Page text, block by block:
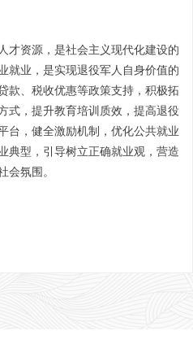
才资源，是社会主义现代化建设的
就业，是实现退役军人自身价值的
款、税收优惠等政策支持，积极拓
式，提升教育培训质效，提高退役
台，健全激励机制，优化公共就业
典型，引导树立正确就业观，营造
氛围。